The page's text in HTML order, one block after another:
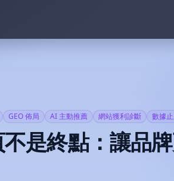
GEO 佈局 AI 主動推薦 網站獲利診斷 數據
是終點：讓品